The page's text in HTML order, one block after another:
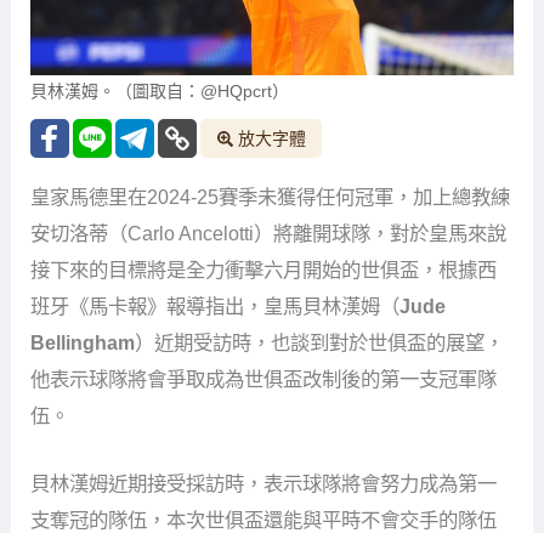
Bellingham ）近期受訪時，也談到對於世俱盃的展望，
他表示球隊將會爭取成為世俱盃改制後的第一支冠軍隊
伍。
貝林漢姆近期接受採訪時，表示球隊將會努力成為第一
支奪冠的隊伍，本次世俱盃還能與平時不會交手的隊伍
碰頭，對自己來說是一種激勵，「我們真的面臨著贏得
一個不同冠軍的機會。我認為這是事實，努力成為第一
個奪冠的俱樂部，顯然，皇家馬德里值得這樣的認可，
但我認為，能夠在一個我平時不常踢球的地方比賽，並
且還能與我通常沒有機會交手的對手交手，這對我來說
也是一種激勵。所以，我當然認為這有很多積極的方
「我認為我們所有的比賽都會很精彩，因為我們的球迷